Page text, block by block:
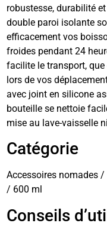
robustesse, durabilité
double paroi isolante
efficacement vos
froides pendant 24
facilite le transport,
lors de vos
avec joint en silicone
bouteille se nettoie
mise au lave-vaisselle
Catégorie
Accessoires nomades
/ 600 ml
Conseils